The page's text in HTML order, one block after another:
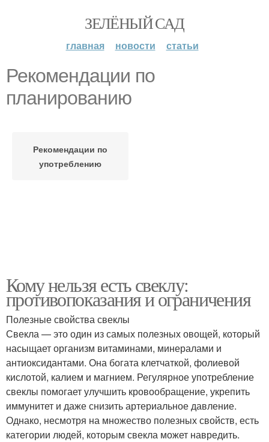
ЗЕЛЁНЫЙ САД
главная новости статьи
Рекомендации по
планированию
Рекомендации по
употреблению
Кому нельзя есть свеклу:
противопоказания и ограничения
Полезные свойства свеклы
Свекла — это один из самых полезных овощей, который
насыщает организм витаминами, минералами и
антиоксидантами. Она богата клетчаткой, фолиевой
кислотой, калием и магнием. Регулярное употребление
свеклы помогает улучшить кровообращение, укрепить
иммунитет и даже снизить артериальное давление.
Однако, несмотря на множество полезных свойств, есть
категории людей, которым свекла может навредить.